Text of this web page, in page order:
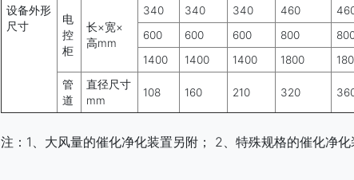
设备外形
尺寸
电
控
柜
长×宽×
高mm
340 340 340 460
600
600 600 800
1400
1400 1400 1800
管
道
直径尺寸
mm
108 160 210 320
注：1、大风量的催化净化装置另附； 2、特殊规格的催化净